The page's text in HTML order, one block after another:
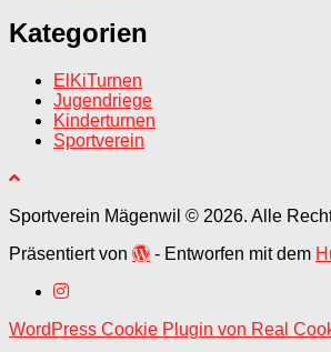
Kategorien
ElKiTurnen
Jugendriege
Kinderturnen
Sportverein
Sportverein Mägenwil © 2026. Alle
Präsentiert von
- Entworfen mit dem
WordPress Cookie Plugin von Real